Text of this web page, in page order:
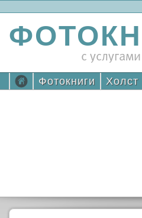
с
Фотокниги Холст